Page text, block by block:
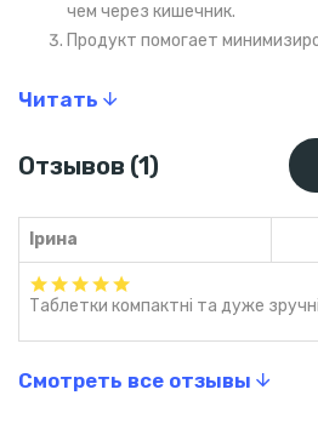
чем через кишечник.
Продукт помогает
электролитов в крови.
искусственных
Доступно для веганов и
Быстрое и эффективное
достижения оптимальных
Запатентована
обеспечивающая
Метод использования
Читать
Отзывов (1)
Ірина
Таблетки компактні та дуже зручні
Смотреть все отзывы